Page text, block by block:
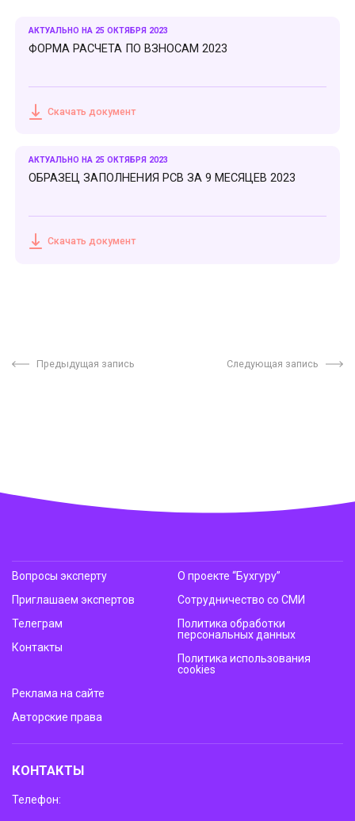
АКТУАЛЬНО НА 25 ОКТЯБРЯ 2023
ФОРМА РАСЧЕТА ПО ВЗНОСАМ 2023
Скачать документ
АКТУАЛЬНО НА 25 ОКТЯБРЯ 2023
ОБРАЗЕЦ ЗАПОЛНЕНИЯ РСВ ЗА 9 МЕСЯЦЕВ 2023
Скачать документ
Предыдущая запись Следующая запись
Вопросы эксперту
Приглашаем экспертов
Телеграм
Контакты
О проекте “Бухгуру”
Сотрудничество со СМИ
Политика обработки
персональных данных
Политика использования
cookies
Реклама на сайте
Авторские права
КОНТАКТЫ
Телефон: